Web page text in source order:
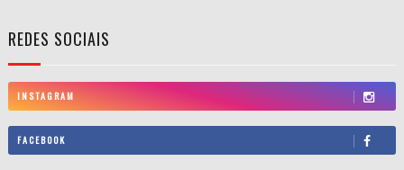
REDES SOCIAIS
INSTAGRAM
FACEBOOK